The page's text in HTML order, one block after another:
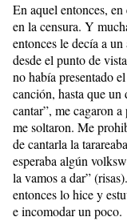
En aquel entonces,
en la censura. Y
entonces le decía a
desde el punto de
no había presentado
canción, hasta que un
cantar”, me cagaron
me soltaron. Me
de cantarla la
esperaba algún
la vamos a dar”
entonces lo hice y
e incomodar un poco.